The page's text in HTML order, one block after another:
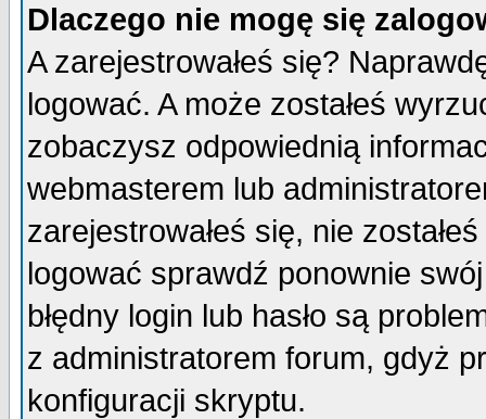
Dlaczego nie mogę się
A zarejestrowałeś się?
logować. A może zostałeś
zobaczysz odpowiednią
webmasterem lub
zarejestrowałeś się, nie
logować sprawdź ponownie
błędny login lub hasło są
z administratorem forum, gdyż
konfiguracji skryptu.